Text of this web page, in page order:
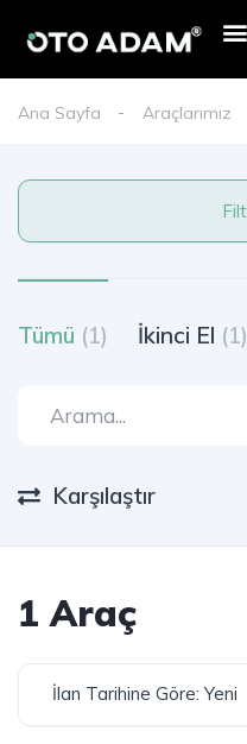
Ana Sayfa Araçlarımız
Tümü (1) İkinci El (1)
Karşılaştır
1 Araç
İlan Tarihine Göre: Yeni